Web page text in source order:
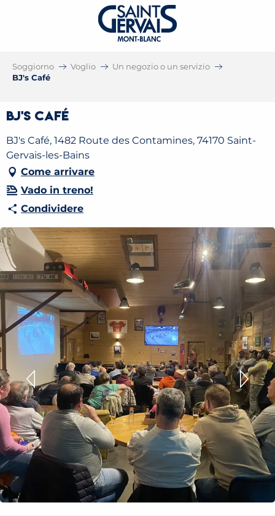
Soggiorno Voglio
Un negozio o un servizio
BJ's Café
BJ's Café
BJ's Café, 1482 Route des Contamines, 74170 Saint-
Gervais-les-Bains
Come arrivare
Vado in treno!
Condividere